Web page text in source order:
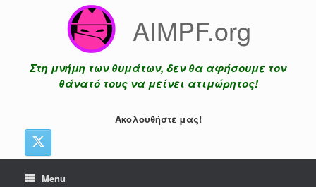
AIMPF.org
Στη μνήμη των θυμάτων, δεν θα αφήσουμε τον
θάνατό τους να μείνει ατιμώρητος!
Ακολουθήστε μας!
Menu